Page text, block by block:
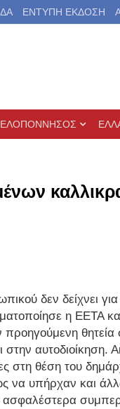
ΕΝΤΥΠΗ ΕΚΔΟΣΗ
δεν δείχνει
η ΕΕΤΑ
θητεία
αυτοδιοίκηση.
στη θέση του
να υπήρχαν και